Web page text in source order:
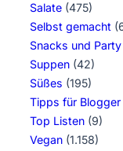
Salate (475)
Selbst gemacht
Snacks und
Suppen (42)
Süßes (195)
Tipps für Blogger
Top Listen (9)
Vegan (1.158)